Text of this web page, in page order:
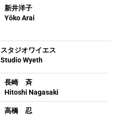
新井洋子
Yōko Arai
スタジオワイエス
Studio Wyeth
長崎 斉
Hitoshi Nagasaki
高橋 忍